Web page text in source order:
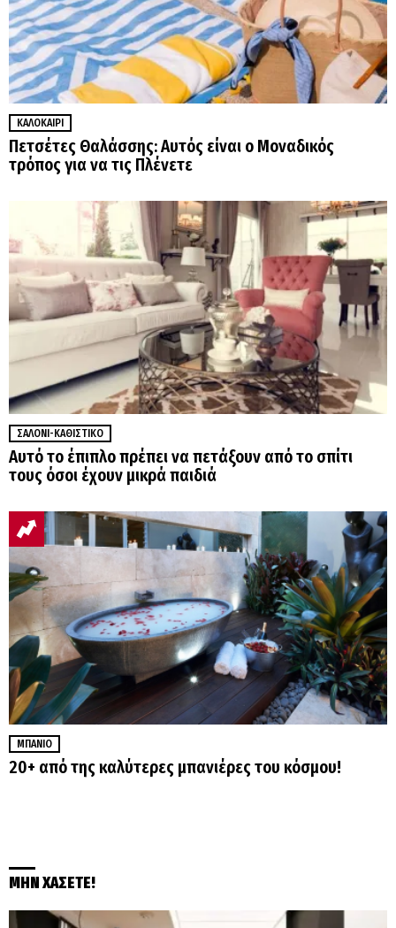
ΚΑΛΟΚΑΊΡΙ
Πετσέτες Θαλάσσης: Αυτός είναι ο Μοναδικός
τρόπος για να τις Πλένετε
ΣΑΛΌΝΙ-ΚΑΘΙΣΤΙΚΌ
Αυτό το έπιπλο πρέπει να πετάξουν από το σπίτι
τους όσοι έχουν μικρά παιδιά
ΜΠΆΝΙΟ
20+ από της καλύτερες μπανιέρες του κόσμου!
ΜΗΝ ΧΑΣΕΤΕ!